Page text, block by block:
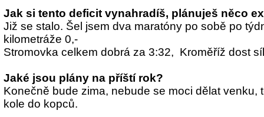
Jak si tento deficit vynahradíš, plánuješ něco
Již se stalo. Šel jsem dva maratóny po sobě po
kilometráže 0,-
Stromovka celkem dobrá za 3:32, Kroměříž dost
Jaké jsou plány na příští rok?
Konečně bude zima, nebude se moci dělat venku,
kole do kopců.